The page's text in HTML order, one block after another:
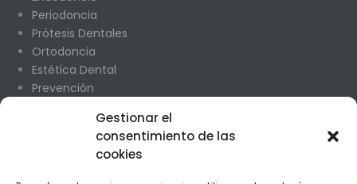
Gestionar el
consentimiento de las
cookies
Periodoncia
Prótesis Dentales
Ortodoncia
Estética Dental
Prevención
Cirugía Oral